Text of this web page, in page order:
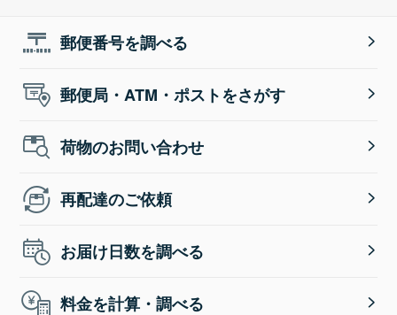
郵便番号を調べる
郵便局・ATM・ポストをさがす
荷物のお問い合わせ
再配達のご依頼
お届け日数を調べる
料金を計算・調べる